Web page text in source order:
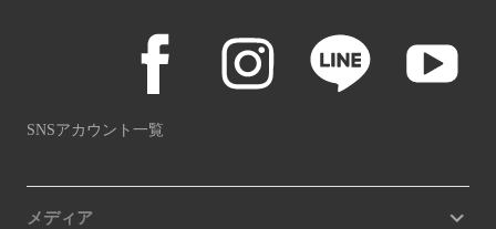
SNSアカウント一覧
メディア